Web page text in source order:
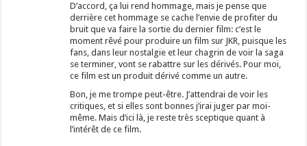
D’accord, ça lui rend hommage, mais je pense que
derrière cet hommage se cache l’envie de profiter du
bruit que va faire la sortie du dernier film: c’est le
moment rêvé pour produire un film sur JKR, puisque les
fans, dans leur nostalgie et leur chagrin de voir la saga
se terminer, vont se rabattre sur les dérivés. Pour moi,
ce film est un produit dérivé comme un autre.
Bon, je me trompe peut-être. J’attendrai de voir les
critiques, et si elles sont bonnes j’irai juger par moi-
même. Mais d’ici là, je reste très sceptique quant à
l’intérêt de ce film.